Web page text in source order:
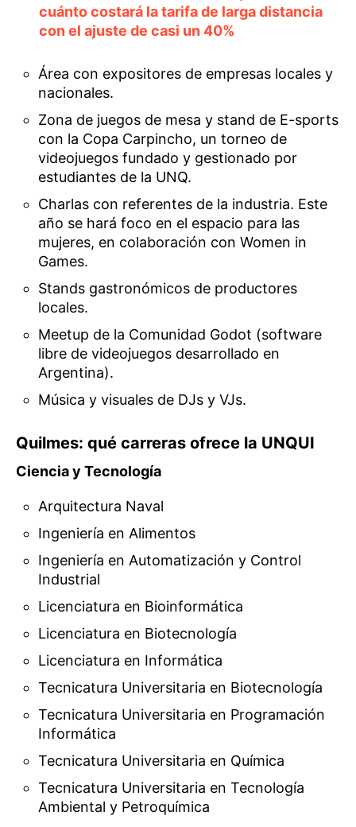
cuánto costará la tarifa de larga distancia
con el ajuste de casi un 40%
Área con expositores de empresas locales y
nacionales.
Zona de juegos de mesa y stand de E-sports
con la Copa Carpincho, un torneo de
videojuegos fundado y gestionado por
estudiantes de la UNQ.
Charlas con referentes de la industria. Este
año se hará foco en el espacio para las
mujeres, en colaboración con Women in
Games.
Stands gastronómicos de productores
locales.
Meetup de la Comunidad Godot (software
libre de videojuegos desarrollado en
Argentina).
Música y visuales de DJs y VJs.
Quilmes: qué carreras ofrece la UNQUI
Ciencia y Tecnología
Arquitectura Naval
Ingeniería en Alimentos
Ingeniería en Automatización y Control
Industrial
Licenciatura en Bioinformática
Licenciatura en Biotecnología
Licenciatura en Informática
Tecnicatura Universitaria en Biotecnología
Tecnicatura Universitaria en Programación
Informática
Tecnicatura Universitaria en Química
Tecnicatura Universitaria en Tecnología
Ambiental y Petroquímica